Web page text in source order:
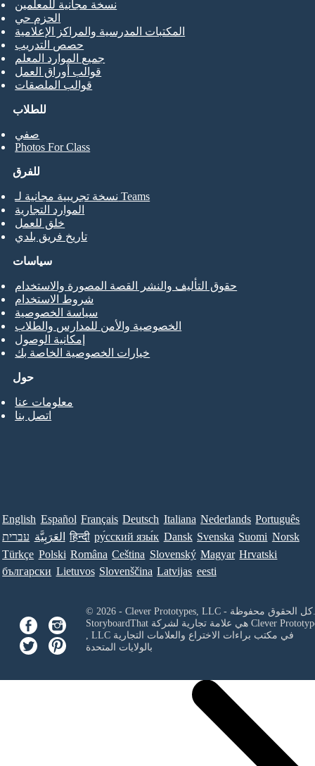
للطلاب
صفي
Photos For Class
نسخة مجانية للمعلمين
الحزم حي
المكتبات المدرسية والمراكز الإعلامية
حصص التدريب
جميع الموارد المعلم
قوالب أوراق العمل
قوالب الملصقات
للفرق
نسخة تجريبية مجانية لـ Teams
الموارد التجارية
خلق للعمل
تاريخ فريق بلدي
حول
معلومات عنا
اتصل بنا
سياسات
حقوق التأليف والنشر القصة المصورة والاستخدام
شروط الاستخدام
سياسة الخصوصية
الخصوصية والأمن للمدارس والطلاب
إمكانية الوصول
خيارات الخصوصية الخاصة بك
English Español Français Deutsch Italiana Nederlands Português
עברית العَرَبِيَّة हिन्दी ру́сский язы́к Dansk Svenska Suomi Norsk
Türkçe Polski Româna Ceština Slovenský Magyar Hrvatski
български Lietuvos Slovenščina Latvijas eesti
© 2026 - Clever Prototypes, LLC - كل الحقوق محفوظة.
StoryboardThat هي علامة تجارية لشركة Clever
, LLCفي مكتب براءات الاختراع والعلامات التجارية
بالولايات المتحدة